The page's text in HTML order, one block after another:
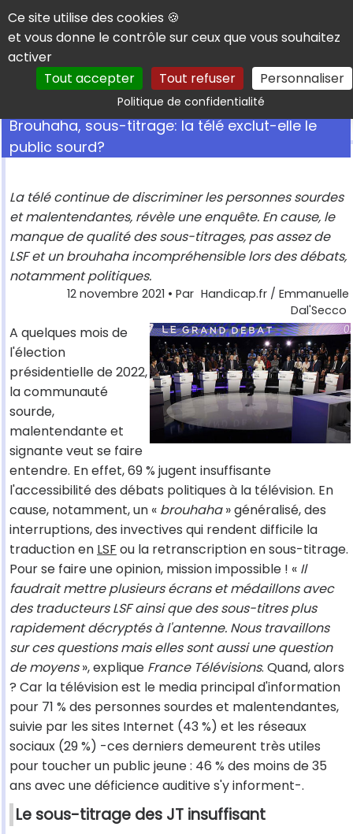
Panneau de gestion des cookies
Ce site utilise des cookies 🍪
et vous donne le contrôle sur ceux que vous souhaitez
activer
Tout accepter
Tout refuser Personnaliser
Politique de confidentialitéRechercher
Brouhaha, sous-titrage: la télé exclut-elle le
public sourd?
La télé continue de discriminer les personnes sourdes
et malentendantes, révèle une enquête. En cause, le
manque de qualité des sous-titrages, pas assez de
LSF et un brouhaha incompréhensible lors des débats,
notamment politiques.
12 novembre 2021 • Par Handicap.fr / Emmanuelle
Dal'Secco
A quelques mois de
l'élection
présidentielle de 2022,
la communauté
sourde,
malentendante et
signante veut se faire
entendre. En effet, 69 % jugent insuffisante
l'accessibilité des débats politiques à la télévision. En
cause, notamment, un « brouhaha» généralisé, des
interruptions, des invectives qui rendent difficile la
traduction en LSF ou la retranscription en sous-titrage.
Pour se faire une opinion, mission impossible ! « Il
faudrait mettre plusieurs écrans et médaillons avec
des traducteurs LSF ainsi que des sous-titres plus
rapidement décryptés à l'antenne. Nous travaillons
sur ces questions mais elles sont aussi une question
de moyens», explique France Télévisions. Quand, alors
? Car la télévision est le media principal d'information
pour 71 % des personnes sourdes et malentendantes,
suivie par les sites Internet (43 %) et les réseaux
sociaux (29 %) -ces derniers demeurent très utiles
pour toucher un public jeune : 46 % des moins de 35
ans avec une déficience auditive s'y informent-.
Le sous-titrage des JT insuffisant